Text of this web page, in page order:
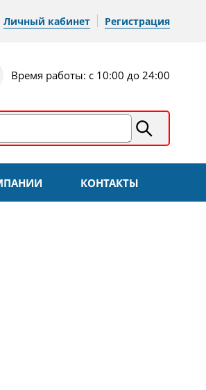
Личный кабинет Регистрация
Время работы: с 10:00 до 24:00
КОНТАКТЫ